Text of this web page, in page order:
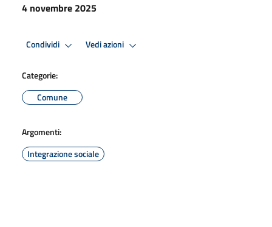
4 novembre 2025
Condividi Vedi azioni
Categorie:
Comune
Argomenti:
Integrazione sociale